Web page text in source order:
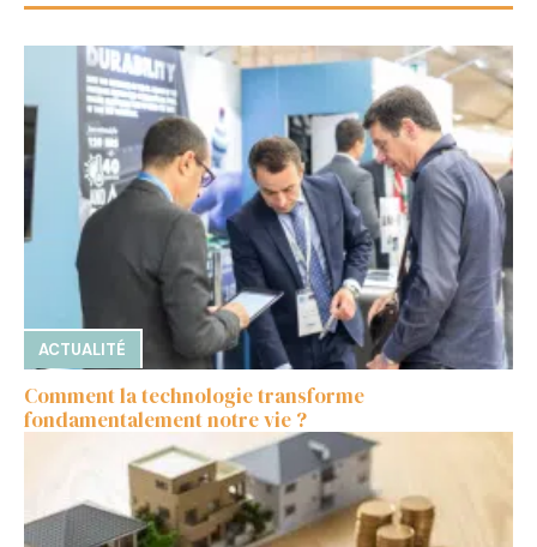
ACTUALITÉ
Comment la technologie transforme
fondamentalement notre vie ?